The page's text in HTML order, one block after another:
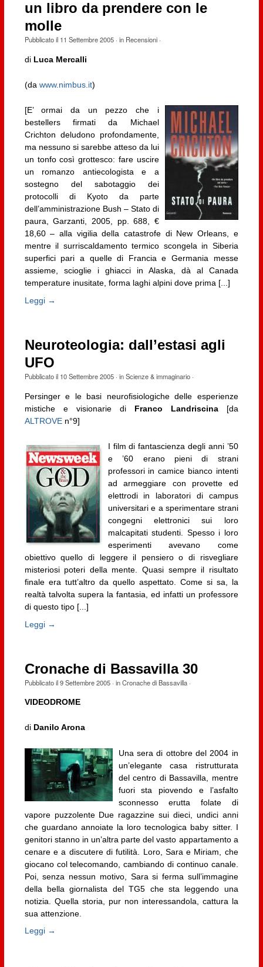
un libro da prendere con le
molle
Pubblicato il 11 Settembre 2005· in Recensioni·
di Luca Mercalli
(da www.nimbus.it)
[E’ ormai da un pezzo che i
bestellers firmati da Michael
Crichton deludono profondamente,
ma nessuno si sarebbe atteso da lui
un tonfo così grottesco: fare uscire
un romanzo antiecologista e a
sostegno del sabotaggio dei
protocolli di Kyoto da parte
dell’amministrazione Bush – Stato di
paura, Garzanti, 2005, pp. 688, €
18,60 – alla vigilia della catastrofe di New Orleans, e
mentre il surriscaldamento termico scongela in Siberia
superfici pari a quelle di Francia e Germania messe
assieme, scioglie i ghiacci in Alaska, dà al Canada
temperature inusitate, forma laghi alpini dove prima [...]
Leggi →
Neuroteologia: dall’estasi agli
UFO
Pubblicato il 10 Settembre 2005· inScienze & immaginario·
Persinger e le basi neurofisiologiche delle esperienze
mistiche e visionarie di Franco Landriscina[da
ALTROVE n°9]
I film di fantascienza degli anni ’50
e ’60 erano pieni di strani
professori in camice bianco intenti
ad armeggiare con provette ed
elettrodi in laboratori di campus
universitari e a sperimentare strani
congegni elettronici sui loro
malcapitati studenti. Spesso i loro
esperimenti avevano come
obiettivo quello di leggere il pensiero o di risvegliare
misteriosi poteri della mente. Quasi sempre il risultato
finale era tutt’altro da quello aspettato. Come si sa, la
realtà talvolta supera la fantasia, ed infatti un professore
di questo tipo [...]
Leggi →
Cronache di Bassavilla 30
Pubblicato il9 Settembre 2005· inCronache di Bassavilla·
VIDEODROME
di Danilo Arona
Una sera di ottobre del 2004 in
un’elegante casa ristrutturata
del centro di Bassavilla, mentre
fuori sta piovendo e l’asfalto
sconnesso erutta folate di
vapore puzzolente Due ragazzine sui dieci, undici anni
che guardano annoiate la loro tecnologica baby sitter. I
genitori stanno in un’altra parte del vasto appartamento a
cenare e a discutere di futilità. Loro, Sara e Miriam, che
giocano col telecomando, cambiando di continuo canale.
Poi, senza nessun motivo, Sara si ferma sull’immagine
della bella giornalista del TG5 che sta leggendo una
notizia. Quella storia, pur non interessandola, cattura la
sua attenzione.
Leggi →